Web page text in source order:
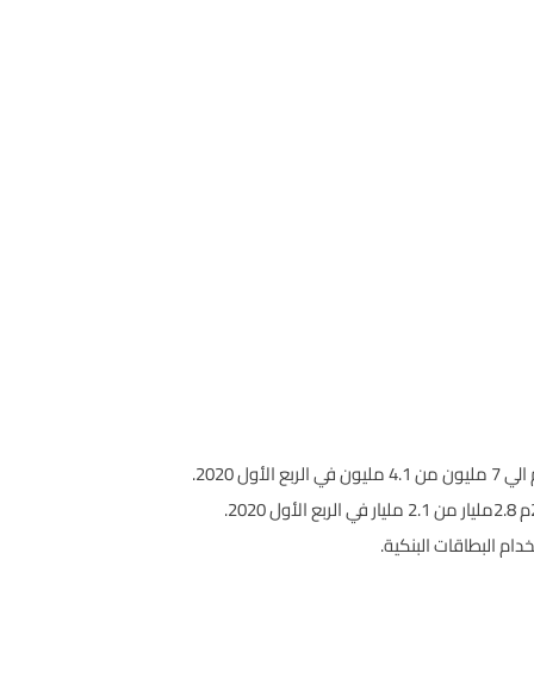
البطاقات البنكية.